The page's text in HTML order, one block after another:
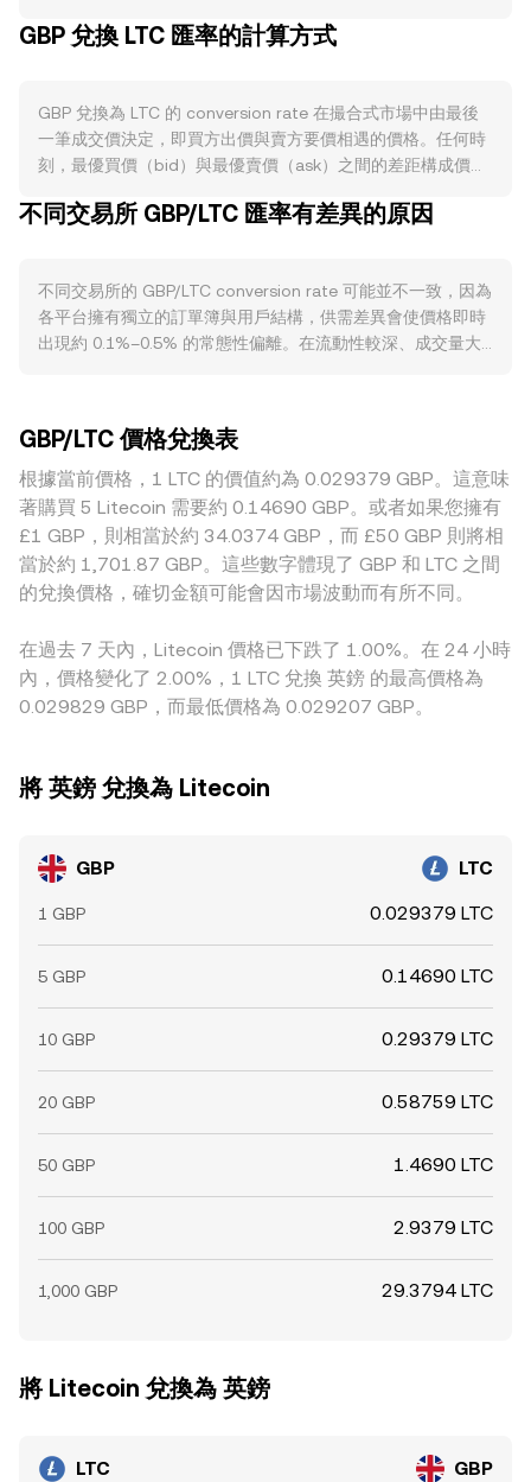
對英鎊的偏好。法定貨幣不具加密資產那類的焚毀、質押或減
的使用，包括英國通膨與就業數據、GDP、貿易差額，以及英
國資本市場的資金流入流出；在加密場景中，當交易所與支付
通道對英鎊入金更順暢、手續費更低或結算更快時，對以英鎊
方面，LTC 對整體加密市場氣氛敏感，若比特幣走勢強勢或風
少 LTC 的 conversion rate 上。監管與政策事件同樣重要：英
國 FCA 對加密資產廣告、交易平台註冊與反洗規範的調整、英
鎊入金管道（如 Faster Payments）可用性與費率、以及對穩
的槓桿倉位再平衡、鏈上大戶對 LTC 的大額轉帳或在交易所之
間的籌碼流動，都可能在短期內放大 GBP/LTC conversion
rate 的波動，而傳統外匯市場中英鎊流動性的日內變化與突發
新聞也會形成額外噪音。
GBP 兌換 LTC 匯率的計算方式
GBP 兌換為 LTC 的 conversion rate 在撮合式市場中由最後
一筆成交價決定，即買方出價與賣方要價相遇的價格。任何時
刻，最優買價（bid）與最優賣價（ask）之間的差距構成價
平台時，資料聚合商常以成交量加權平均價（VWAP）綜合不
以 rate 表示每 1 英鎊可兌得多少 LTC，則 LTC Value = GBP
Amount × rate；反之，GBP Amount = LTC Value / rate。若
GBP 透過代幣化英鎊穩定幣參與去中心化交易池，則自動做市
池中資產比例改變，價格可近似為 y/x，滑點會隨交易規模與
池子深度變化。綜合而言，現貨訂單簿的撮合價格、跨所
VWAP 以及（若適用）AMM 池中的即時定價共同塑造
GBP/LTC 的 conversion rate。
不同交易所 GBP/LTC 匯率有差異的原因
不同交易所的 GBP/LTC conversion rate 可能並不一致，因為
各平台擁有獨立的訂單簿與用戶結構，供需差異會使價格即時
出現約 0.1%–0.5% 的常態性偏離。在流動性較深、成交量大
折價，例如英國境內入金渠道（如 Faster Payments）的順暢
度、銀行端費用或合規要求變化，都會影響以英鎊計價市場的
實際成交價格。此外，許多平台標價路徑仍以 USDT 為核心，
GBP/LTC 報價可能隱含 GBP/USDT 與 LTC/USDT 的組合，而
USDT 對美元與英鎊偶爾出現的細微溢折價（basis）會間接傳
導至 GBP/LTC。雖然跨平台套利會在一定程度上收斂差價，但
受限於入出金時間、手續費、風險控管與監管限制，價差無法
conversion rate 差異。
GBP/LTC 價格兌換表
根據當前價格，1 LTC 的價值約為 0.029379 GBP。這意味
著購買 5 Litecoin 需要約 0.14690 GBP。或者如果您擁有
£1 GBP，則相當於約 34.0374 GBP，而 £50 GBP 則將相
當於約 1,701.87 GBP。這些數字體現了 GBP 和 LTC 之間
的兌換價格，確切金額可能會因市場波動而有所不同。
在過去 7 天內，Litecoin 價格已下跌了 1.00%。在 24 小時
內，價格變化了 2.00%，1 LTC 兌換 英鎊 的最高價格為
0.029829 GBP，而最低價格為 0.029207 GBP。
將 英鎊 兌換為 Litecoin
GBP LTC
1 GBP 0.029379 LTC
5 GBP 0.14690 LTC
10 GBP 0.29379 LTC
20 GBP 0.58759 LTC
50 GBP 1.4690 LTC
100 GBP 2.9379 LTC
1,000 GBP 29.3794 LTC
將 Litecoin 兌換為 英鎊
LTC GBP